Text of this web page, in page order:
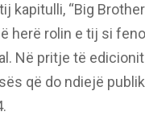
kapitulli, “Big Brother
herë rolin e tij si
Në pritje të
që do ndiejë